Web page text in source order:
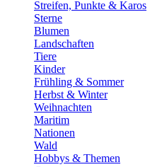
Streifen, Punkte & Karos
Sterne
Blumen
Landschaften
Tiere
Kinder
Frühling & Sommer
Herbst & Winter
Weihnachten
Maritim
Nationen
Wald
Hobbys & Themen